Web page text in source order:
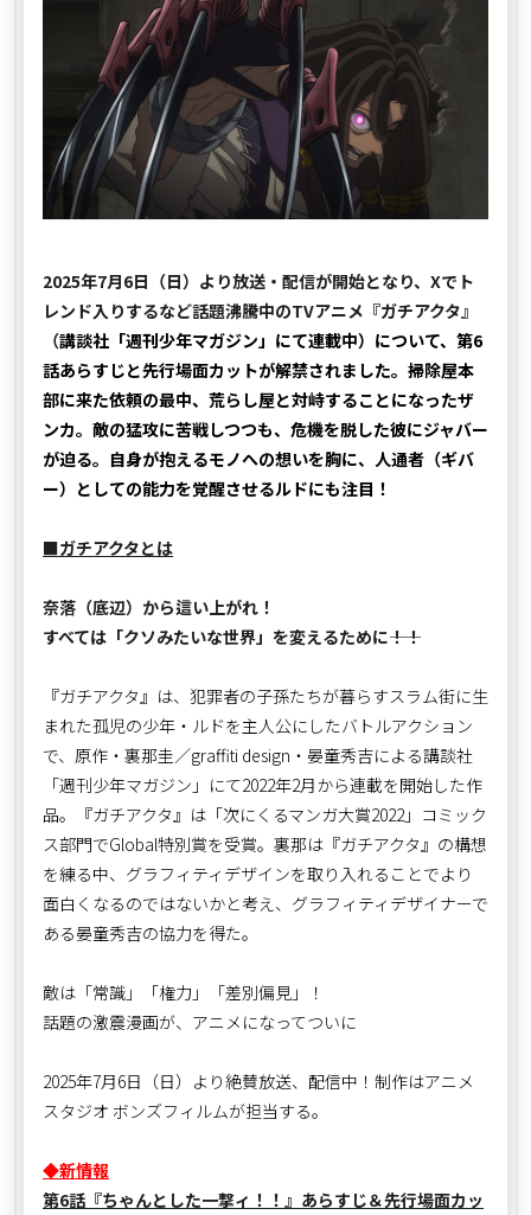
2025年7月6日（日）より放送・配信が開始となり、Xでト
レンド入りするなど話題沸騰中のTVアニメ『ガチアクタ』
（講談社「週刊少年マガジン」にて連載中）について、第6
話あらすじと先行場面カットが解禁されました。掃除屋本
部に来た依頼の最中、荒らし屋と対峙することになったザ
ンカ。敵の猛攻に苦戦しつつも、危機を脱した彼にジャバー
が迫る。自身が抱えるモノへの想いを胸に、人通者（ギバ
ー）としての能力を覚醒させるルドにも注目！
■ガチアクタとは
奈落（底辺）から這い上がれ！
すべては「クソみたいな世界」を変えるために――！！
『ガチアクタ』は、犯罪者の子孫たちが暮らすスラム街に生
まれた孤児の少年・ルドを主人公にしたバトルアクション
で、原作・裏那圭／graffiti design・晏童秀吉による講談社
「週刊少年マガジン」にて2022年2月から連載を開始した作
品。『ガチアクタ』は「次にくるマンガ大賞2022」コミック
ス部門でGlobal特別賞を受賞。裏那は『ガチアクタ』の構想
を練る中、グラフィティデザインを取り入れることでより
面白くなるのではないかと考え、グラフィティデザイナーで
ある晏童秀吉の協力を得た。
敵は「常識」「権力」「差別偏見」！
話題の激震漫画が、アニメになってついに
2025年7月6日（日）より絶賛放送、配信中！制作はアニメ
スタジオ ボンズフィルムが担当する。
◆新情報
第6話『ちゃんとした一撃ィ！！』あらすじ＆先行場面カッ